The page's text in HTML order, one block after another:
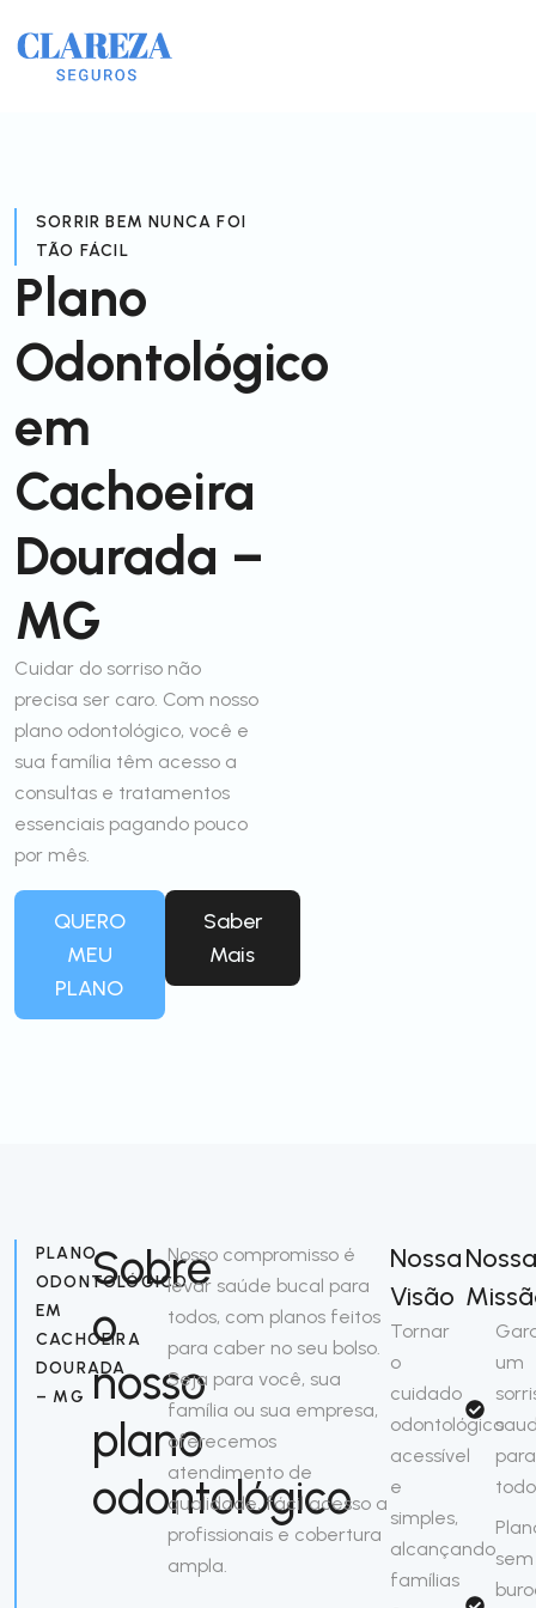
SORRIR BEM NUNCA FOI
TÃO FÁCIL
Plano
Odontológico
em
Cachoeira
Dourada –
MG
Cuidar do sorriso não
precisa ser caro. Com nosso
plano odontológico, você e
sua família têm acesso a
consultas e tratamentos
essenciais pagando pouco
por mês.
QUERO
MEU
PLANO
Saber
Mais
PLANO
ODONTOLÓGICO
EM
CACHOEIRA
DOURADA
– MG
Sobre
o
nosso
plano
odontológico
Nosso compromisso é
levar saúde bucal para
todos, com planos feitos
para caber no seu bolso.
Seja para você, sua
família ou sua empresa,
oferecemos
atendimento de
qualidade, fácil acesso a
profissionais e cobertura
ampla.
Nossa
Visão
Tornar
o
cuidado
odontológico
acessível
e
simples,
alcançando
famílias
Nossa
um
para
sem